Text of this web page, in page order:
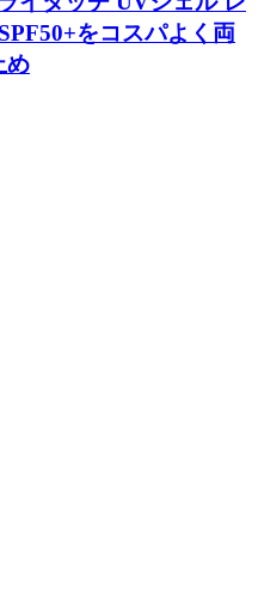
をコスパよく両
め